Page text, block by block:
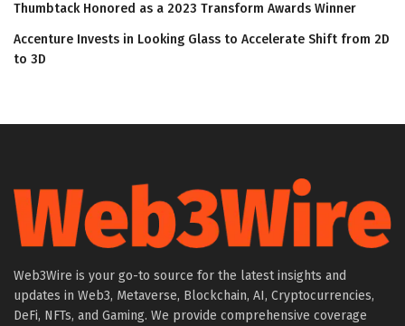
Thumbtack Honored as a 2023 Transform Awards Winner
Accenture Invests in Looking Glass to Accelerate Shift from 2D
to 3D
Web3Wire is your go-to source for the latest insights and
updates in Web3, Metaverse, Blockchain, AI, Cryptocurrencies,
DeFi, NFTs, and Gaming. We provide comprehensive coverage